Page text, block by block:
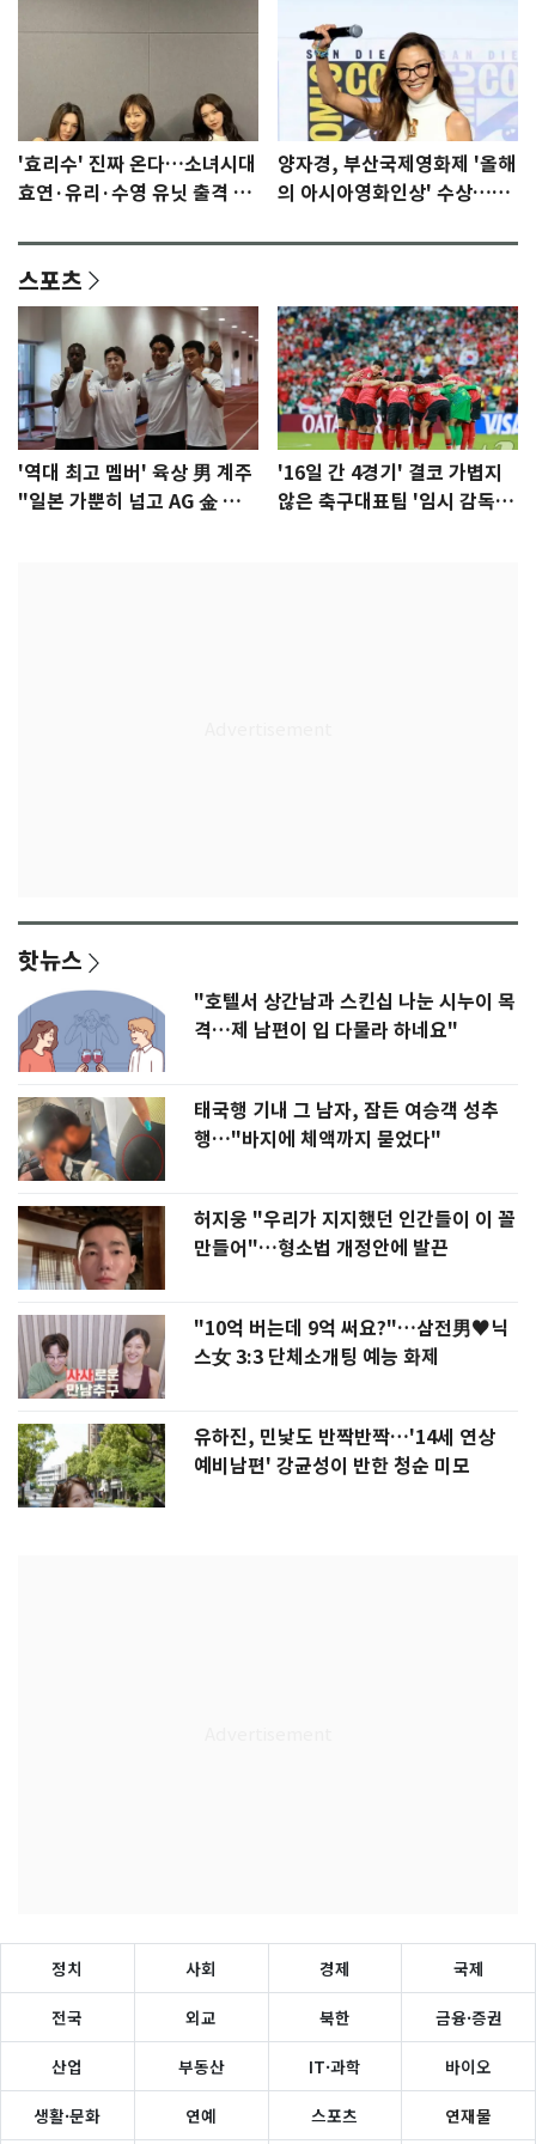
'효리수' 진짜 온다…소녀시대
효연·유리·수영 유닛 출격 [N
양자경, 부산국제영화제 '올해
의 아시아영화인상' 수상…15
스포츠
'역대 최고 멤버' 육상 男 계주
"일본 가뿐히 넘고 AG 金 따겠
'16일 간 4경기' 결코 가볍지
않은 축구대표팀 '임시 감독'
핫뉴스
"호텔서 상간남과 스킨십 나눈 시누이 목
격…제 남편이 입 다물라 하네요"
태국행 기내 그 남자, 잠든 여승객 성추
행…"바지에 체액까지 묻었다"
허지웅 "우리가 지지했던 인간들이 이 꼴
만들어"…형소법 개정안에 발끈
"10억 버는데 9억 써요?"…삼전男♥닉
스女 3:3 단체소개팅 예능 화제
유하진, 민낯도 반짝반짝…'14세 연상
예비남편' 강균성이 반한 청순 미모
정치 사회 경제 국제
전국 외교 북한 금융·증권
산업 부동산 IT·과학 바이오
생활·문화 연예 스포츠 연재물